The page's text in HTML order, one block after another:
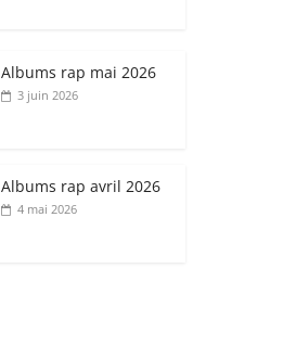
Albums rap mai 2026
3 juin 2026
Albums rap avril 2026
4 mai 2026